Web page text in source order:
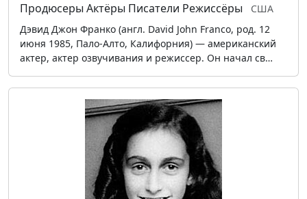
Продюсеры Актёры Писатели Режиссёры
США
Дэвид Джон Франко (англ. David John Franco, род. 12
июня 1985, Пало-Алто, Калифорния) — американский
актер, актер озвучивания и режиссер. Он начал св…